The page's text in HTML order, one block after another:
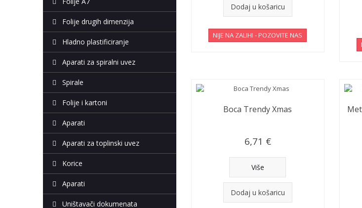
Folije drugih dimenzija
Hladno plastificiranje
Aparati za spiralni uvez
Spirale
Folije i kartoni
Aparati
Aparati za toplinski uvez
Korice
Aparati
Uništavači dokumenata
Dodaj u košaricu
NIJE NA ZALIHI - POZOVITE NAS
Boca Trendy Xmas
6,71 €
Više
Dodaj u košaricu